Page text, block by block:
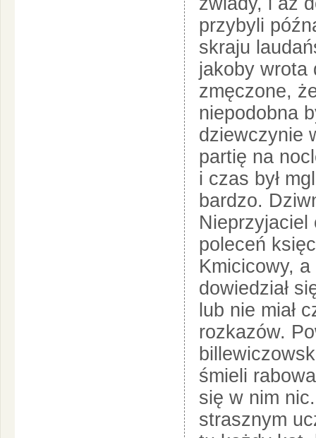
przybyli
skraju
jakoby wrota
zmęczone,
niepodobna
dziewczynie
partię na
i czas był
bardzo.
Nieprzyjaciel
poleceń
Kmicicowy,
dowiedział
lub nie miał
rozkazów.
śmieli
się w nim
strasznym